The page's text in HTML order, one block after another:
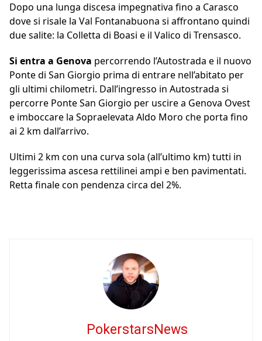
Dopo una lunga discesa impegnativa fino a Carasco
dove si risale la Val Fontanabuona si affrontano quindi
due salite: la Colletta di Boasi e il Valico di Trensasco.
Si entra a Genova percorrendo l’Autostrada e il nuovo
Ponte di San Giorgio prima di entrare nell’abitato per
gli ultimi chilometri. Dall’ingresso in Autostrada si
percorre Ponte San Giorgio per uscire a Genova Ovest
e imboccare la Sopraelevata Aldo Moro che porta fino
ai 2 km dall’arrivo.
Ultimi 2 km con una curva sola (all’ultimo km) tutti in
leggerissima ascesa rettilinei ampi e ben pavimentati.
Retta finale con pendenza circa del 2%.
PokerstarsNews